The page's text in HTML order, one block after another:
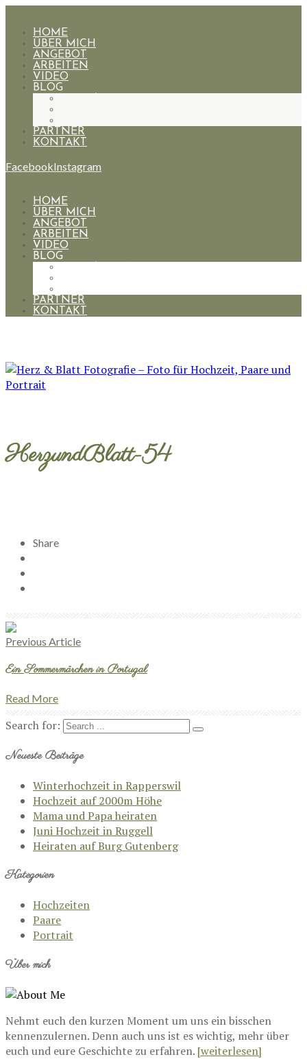
HOME
ÜBER MICH
ANGEBOT
ARBEITEN
VIDEO
BLOG
PARTNER
KONTAKT
FacebookInstagram
HOME
ÜBER MICH
ANGEBOT
ARBEITEN
VIDEO
BLOG
PARTNER
KONTAKT
HerzundBlatt-54
Share
Previous Article
Ein Sommermärchen in Portugal
Read More
Search for:
Neueste Beiträge
Winterhochzeit in Rapperswil
Hochzeit auf 2000m Höhe
Mama und Papa heiraten
Juni Hochzeit in Ruggell
Heiraten auf Burg Gutenberg
Kategorien
Hochzeiten
Paare
Portrait
Über mich
Nehmt euch den kurzen Moment um uns ein bisschen
kennenzulernen. Denn auch uns ist es wichtig, mehr über
euch und eure Geschichte zu erfahren. [weiterlesen]